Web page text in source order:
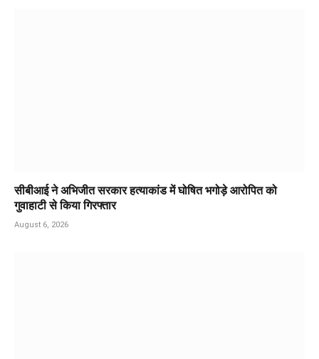
सीबीआई ने अभिजीत सरकार हत्याकांड में घोषित भगोड़े आरोपित को
गुवाहाटी से किया गिरफ्तार
August 6, 2026